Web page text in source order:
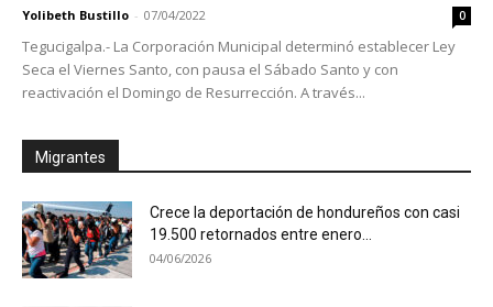
Yolibeth Bustillo - 07/04/2022 0
Tegucigalpa.- La Corporación Municipal determinó establecer Ley
Seca el Viernes Santo, con pausa el Sábado Santo y con
reactivación el Domingo de Resurrección. A través...
Migrantes
Crece la deportación de hondureños con casi
19.500 retornados entre enero...
04/06/2026